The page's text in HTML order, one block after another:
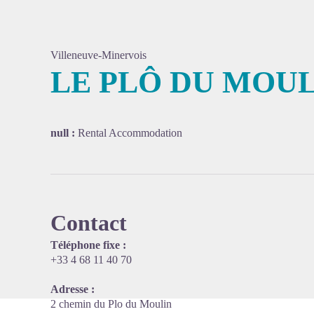
Villeneuve-Minervois
LE PLÔ DU
null : Rental Accommodation
Contact
Téléphone fixe :
+33 4 68 11 40 70
Adresse :
2 chemin du Plo du Moulin